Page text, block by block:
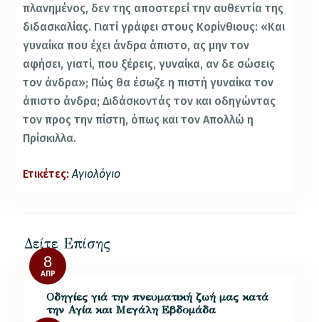
πλανημένος, δεν της αποστερεί την αυθεντία της
διδασκαλίας. Γιατί γράφει στους Κορίνθιους: «Και
γυναίκα που έχει άνδρα άπιστο, ας μην τον
αφήσει, γιατί, που ξέρεις, γυναίκα, αν δε σώσεις
τον άνδρα»; Πώς θα έσωζε η πιστή γυναίκα τον
άπιστο άνδρα; Διδάσκοντάς τον και οδηγώντας
τον προς την πίστη, όπως και τον Απολλώ η
Πρίσκιλλα.
Ετικέτες: Αγιολόγιο
Δείτε Επίσης
8
ΑΠΡ
Oδηγίες γιά την πνευματική ζωή μας κατά
την Αγία και Μεγάλη Εβδομάδα